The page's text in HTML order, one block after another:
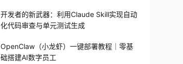
开发者的新武器：利用Claude Skill实现自动
化代码审查与单元测试生成
OpenClaw（小龙虾）一键部署教程｜零基
础搭建AI数字员工